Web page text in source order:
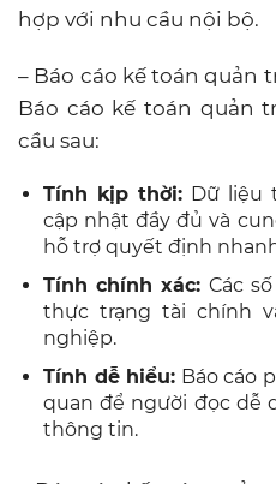
hợp với nhu cầu nội bộ.
– Báo cáo kế toán quản
Báo cáo kế toán quản
cầu sau:
Tính kịp thời: Dữ liệu
cập nhật đầy đủ và
hỗ trợ quyết định
Tính chính xác: Các
thực trạng tài chính
nghiệp.
Tính dễ hiểu: Báo cáo
quan để người đọc dễ
thông tin.